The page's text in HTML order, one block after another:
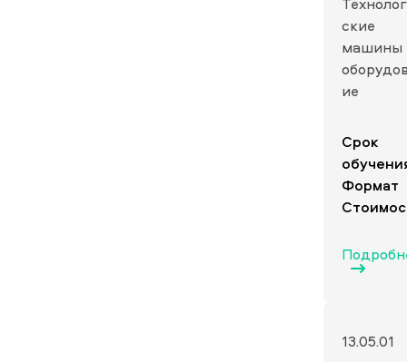
ские
машины
ие
Срок
Формат
13.05.01